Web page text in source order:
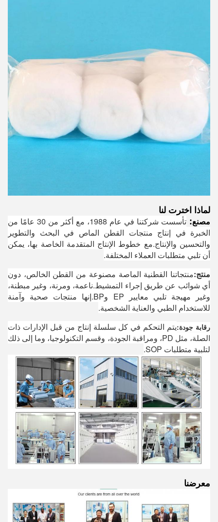
لماذا اخترت لنا
مصنع:
تأسست شركتنا في عام 1988، مع أكثر من 30 عامًا من
الخبرة في إنتاج منتجات القطن الماص في البحث والتطوير
والتحسين والإنتاج.مع خطوط الإنتاج المتقدمة الخاصة بها، يمكن
أن تلبي متطلبات العملاء المختلفة.
منتج:منتجاتنا القطنية الماصة مصنوعة من القطن الخالص، دون
أي شوائب عن طريق إجراء التمشيط.ناعمة، ومرنة، وغير مبطنة،
وغير مهيجة تلبي معايير EP وBP.إنها منتجات صحية وآمنة
للاستخدام الطبي والعناية الشخصية.
رقابة جودة:يتم التحكم في كل سلسلة إنتاج من قبل الإدارات ذات
الصلة، مثل PD، ومراقبة الجودة، وقسم التكنولوجيا، وما إلى ذلك
لتلبية متطلبات SOP.
معرضنا